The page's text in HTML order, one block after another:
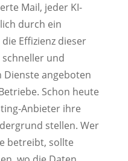
Mail, jeder KI-
durch ein
Effizienz dieser
und
angeboten
Schon heute
Anbieter ihre
stellen. Wer
betreibt, sollte